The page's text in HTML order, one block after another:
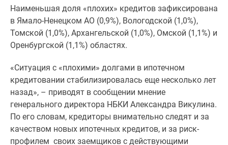
карте
Ипотечный
калькулятор
Семейная
Военная
ипотека
Банки
программы
Медиа
Новости
Наименьшая доля «плохих» кредитов зафиксирована
в Ямало-Ненецком АО (0,9%), Вологодской (1,0%),
Томской (1,0%), Архангельской (1,0%), Омской (1,1%) и
Оренбургской (1,1%) областях.
«Ситуация с «плохими» долгами в ипотечном
кредитовании стабилизировалась еще несколько лет
назад», – приводят в сообщении мнение
генерального директора НБКИ Александра Викулина.
По его словам, кредиторы внимательно следят и за
качеством новых ипотечных кредитов, и за риск-
профилем своих заемщиков с действующими